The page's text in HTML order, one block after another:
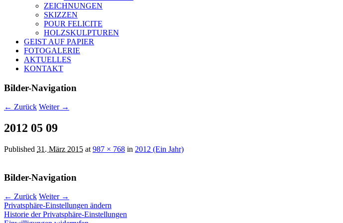
ZEICHNUNGEN
SKIZZEN
POUR FELICITE
HOLZSKULPTUREN
GEIST AUF PAPIER
FOTOGALERIE
AKTUELLES
KONTAKT
Bilder-Navigation
← Zurück Weiter →
2012 05 09
Published 31. März 2015 at 987 × 768 in 2012 (Ein Jahr)
Bilder-Navigation
← Zurück Weiter →
Privatsphäre-Einstellungen ändern
Historie der Privatsphäre-Einstellungen